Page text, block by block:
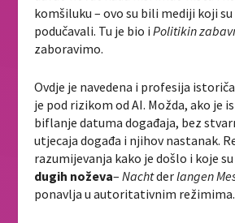
komšiluku – ovo su bili mediji koji
podučavali. Tu je bio iPolitikin
zaboravimo.
Ovdje je navedena i profesija
je pod rizikom od AI. Možda, ako je
biflanje datuma događaja, bez
utjecaja događa i njihov nastanak.
razumijevanja kako je došlo i koje
dugih noževa–Nachtderlangen
ponavlja u autoritativnim režimima.